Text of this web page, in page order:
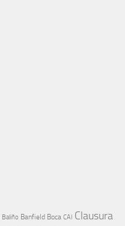
Baliño Banfield Boca CAI Clausura